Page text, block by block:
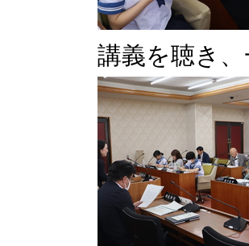
講義を聴き